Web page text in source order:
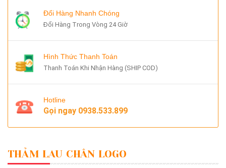
Đổi Hàng Nhanh Chóng
Đổi Hàng Trong Vòng 24 Giờ
Hình Thức Thanh Toán
Thanh Toán Khi Nhận Hàng (SHIP COD)
Hotline
Gọi ngay 0938.533.899
THẢM LAU CHÂN LOGO